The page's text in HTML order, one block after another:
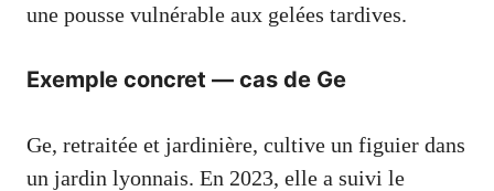
une pousse vulnérable aux gelées tardives.
Exemple concret — cas de Ge
Ge, retraitée et jardinière, cultive un figuier dans
un jardin lyonnais. En 2023, elle a suivi le